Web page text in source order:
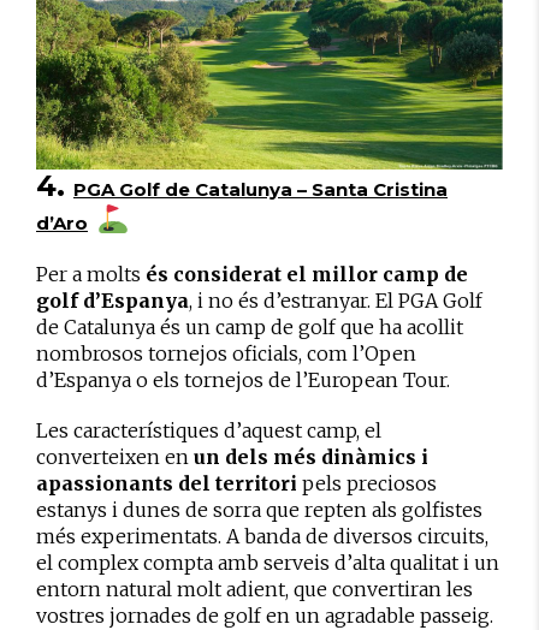
4. PGA Golf de Catalunya – Santa Cristina
d’Aro
Per a molts és considerat el millor camp de
golf d’Espanya, i no és d’estranyar. El PGA Golf
de Catalunya és un camp de golf que ha acollit
nombrosos tornejos oficials, com l’Open
d’Espanya o els tornejos de l’European Tour.
Les característiques d’aquest camp, el
converteixen en un dels més dinàmics i
apassionants del territori pels preciosos
estanys i dunes de sorra que repten als golfistes
més experimentats. A banda de diversos circuits,
el complex compta amb serveis d’alta qualitat i un
entorn natural molt adient, que convertiran les
vostres jornades de golf en un agradable passeig.